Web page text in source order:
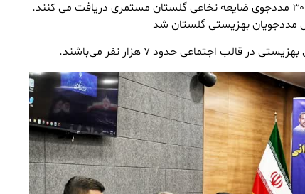
اجتماعی حدود ۷ هزار نفر می‌باشند.